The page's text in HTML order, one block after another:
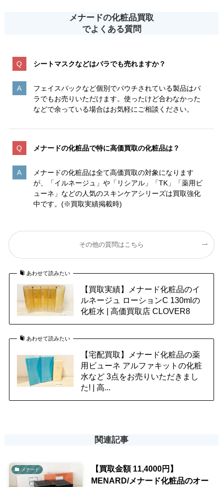
メナードの化粧品買取
でよくある質問
シートマスクなどはバラでも売れますか？
フェイスパックなど個別でパウチされている製品はバ
ラでもお売りいただけます。使ったけど合わなかった
などで余っている場合はお気軽にご相談ください。
メナードの化粧品で特に高価買取の化粧品は？
メナードの化粧品は全て高価買取の対象になります
が、「イルネージュ」や「リシアル」「TK」「薬用ビ
ューネ」などの人気のスキンケアシリーズは買取強化
中です。(※買取実績掲載時)
その他の質問はこちら
あわせて読みたい
【買取実績】メナード化粧品のイ
ルネージュ ローションC 130mlの
化粧水 | 高価買取店 CLOVER8
あわせて読みたい
【宅配買取】メナード化粧品の薬
用ビューネ アルファキットの化粧
水など 3点をお売りいただきまし
た! | 高...
関連記事
メナード
【買取金額 11,4000円】
MENARD/メナード化粧品のオー